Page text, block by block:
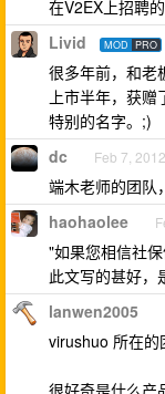
在V2EX上招聘
Livid MOD PRO
很多年前，和老
上市半年，获
特别的名字。;)
dc Feb 7,
端木老师的团队
haohaolee
"如果您相信社
此文写的甚好，
lanwen2005
virushuo 所在的
很好奇是什么产